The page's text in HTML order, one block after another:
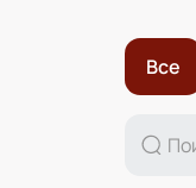
Все